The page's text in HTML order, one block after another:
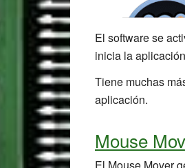
El software se
inicia la
Tiene muchas
aplicación.
Mouse